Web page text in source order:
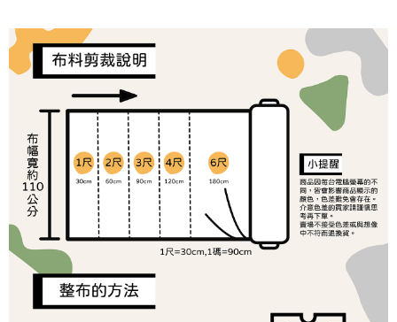
成交易。
3.實際核准額度、可分期數及費用金額請依後續交易確認頁面所載為準。
4.訂單成立30分鐘內，如未前往確認交易或遇審核未通過，訂單將自動取
消。如遇「轉專審核」未通過狀況，表示未達大哥付你分期系統評分，恕無
法說明評估內容。
【繳款方式說明】
1.分期款項不併入電信帳單，「大哥付你分期」於每月結算日後寄送繳費提
醒簡訊。
2.透過簡訊連結打開帳單後，可選擇「超商條碼／台灣大直營門市／銀行轉
帳／街口支付／iPASS MONEY」等通路繳費。
【注意事項】
1.本服務係由「台灣大哥大股份有限公司」（以下簡稱本公司）所提供，讓
用戶於交易時，得透過本服務購買商品或服務，並由商店將買賣／分期付款
買賣價金債權讓與本公司後，依約使用本公司帳單繳交帳款。
2.基於同意付款使用「大哥付你分期」之契約關係目的，商店將以您的個人
資料（包含姓名、電話或地址）提供予台灣大哥大進項蒐集、處理及利用，
由本公司與您本人進行分期帳單所需資料之確認、核對及更正。
https://oppay.tw/userRule
AFTEE先享後付是「在收到商品之後才付款」的支付方式。 讓您購物簡單
便利好安心！
１．簡單：不需註冊會員、不需綁卡、不需儲值。
３．安心：先確認商品／服務後，再付款。
【「AFTEE先享後付」結帳流程】
１．於結帳方式選擇「AFTEE先享後付」後，將跳轉至「AFTEE先享後付」
結帳頁面，進行簡訊認證並確認金額後，即可完成結帳。
２．訂單成立數日內，您將收到繳費通知簡訊。
３．收到繳費通知簡訊後14天內，點擊此簡訊中的連結，可透過四大超商／
ATM／網路銀行／等多元方式進行付款，方視為交易完成。
※ 請注意：結帳手續完成當下不需立刻繳費，但若您需要取消訂單，請聯絡
購買商品的店家。未經商家同意取消之訂單仍視為有效，需透過AFTEE先享
後付繳納相關費用。
※ 交易是否成功請以「AFTEE先享後付 」之結帳頁面顯示為準，若有關於
是否繳費成功／繳費後需取消欲退款等相關疑問，請聯繫「AFTEE先享後付
客戶支援中心」https://netprotections.freshdesk.com/support/home
ATM付款
運送方式
每筆NT$65，滿NT$1,500(含以上)免運費
7-11取貨付款
每筆NT$65，滿NT$1,500(含以上)免運費
宅配
每筆NT$150，滿NT$1,500(含以上)免運費
離島宅配
每筆NT$240